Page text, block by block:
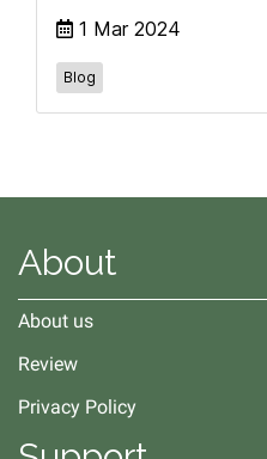
1 Mar 2024
Blog
About
About us
Review
Privacy Policy